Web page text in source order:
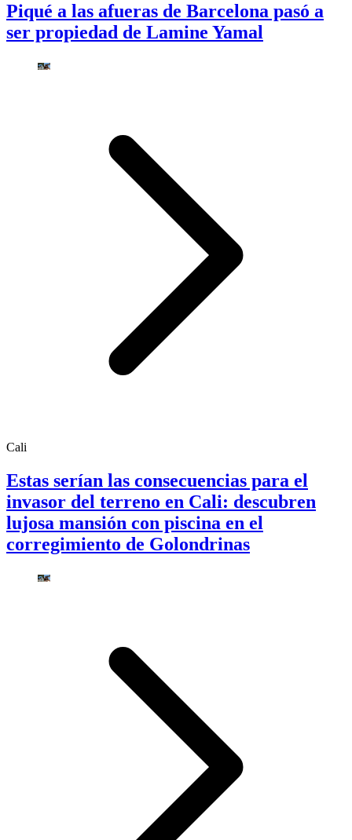
Piqué a las afueras de Barcelona pasó a
ser propiedad de Lamine Yamal
Cali
Estas serían las consecuencias para el
invasor del terreno en Cali: descubren
lujosa mansión con piscina en el
corregimiento de Golondrinas